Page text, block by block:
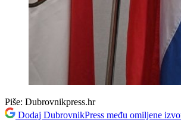
Piše: Dubrovnikpress.hr
Dodaj DubrovnikPress među omiljene